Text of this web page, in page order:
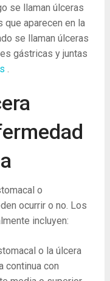
se llaman úlceras
que aparecen en la
se llaman úlceras
gástricas y juntas
.
o
ocurrir o no. Los
incluyen:
o la úlcera
continua con